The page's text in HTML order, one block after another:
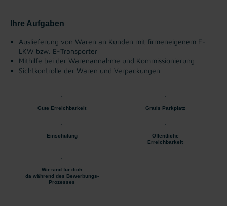
Ihre Aufgaben
Auslieferung von Waren an Kunden mit firmeneigenem E-
LKW bzw. E-Transporter
Mithilfe bei der Warenannahme und Kommissionierung
Sichtkontrolle der Waren und Verpackungen
Gute Erreichbarkeit Gratis Parkplatz
Einschulung
Öffentliche
Erreichbarkeit
Wir sind für dich
da während des Bewerbungs-
Prozesses